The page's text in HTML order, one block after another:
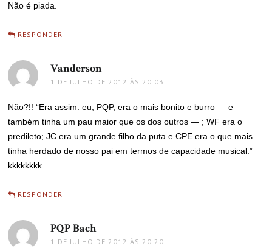
Não é piada.
RESPONDER
Vanderson
1 DE JULHO DE 2012 ÀS 20:03
Não?!! “Era assim: eu, PQP, era o mais bonito e burro — e
também tinha um pau maior que os dos outros — ; WF era o
predileto; JC era um grande filho da puta e CPE era o que mais
tinha herdado de nosso pai em termos de capacidade musical.”
kkkkkkkk
RESPONDER
PQP Bachdisse:
1 DE JULHO DE 2012 ÀS 20:20